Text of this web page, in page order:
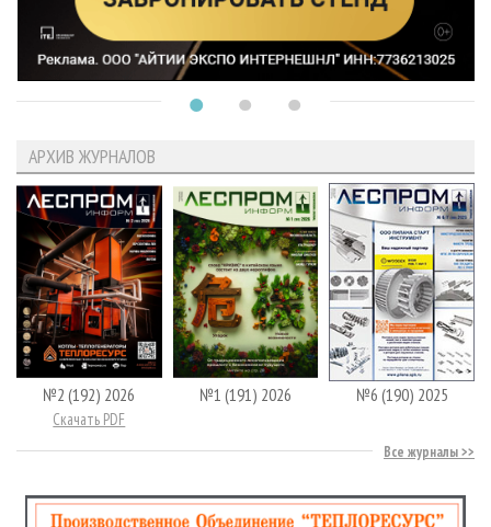
АРХИВ ЖУРНАЛОВ
№2 (192) 2026
Скачать PDF
№1 (191) 2026 №6 (190) 2025
Все журналы